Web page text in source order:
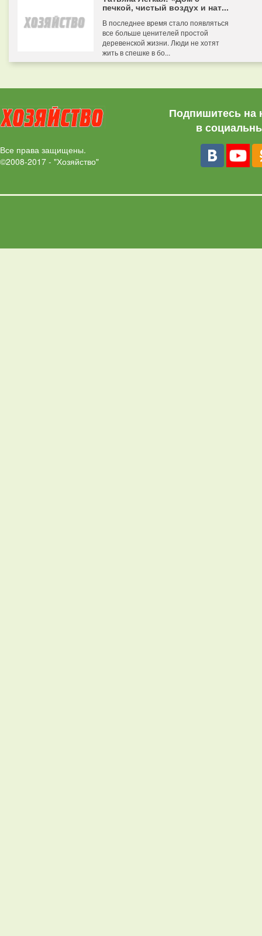
печкой, чистый воздух и нат...
В последнее время стало появляться
все больше ценителей простой
деревенской жизни. Люди не хотят
жить в спешке в бо...
Все права защищены.
©2008-2017 - "Хозяйство"
Подпишитесь на
в